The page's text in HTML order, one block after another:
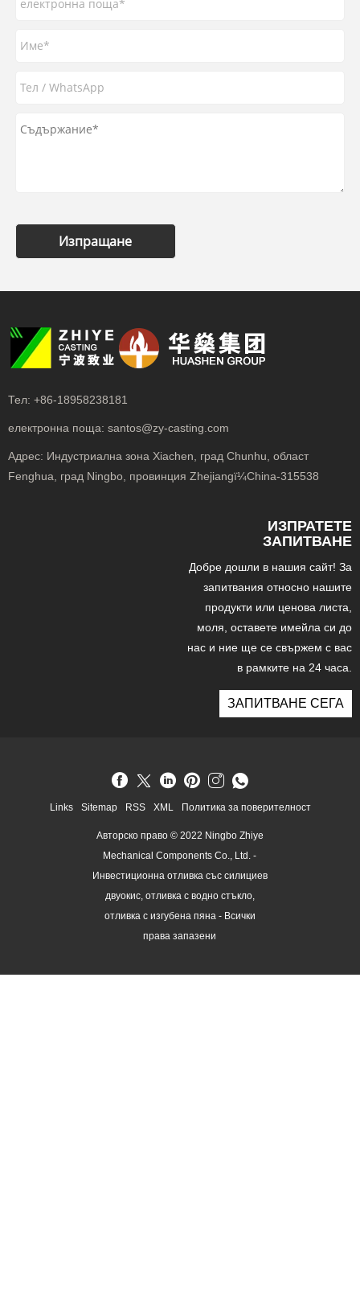
Изпращане
Тел: +86-18958238181
електронна поща: santos@zy-casting.com
Адрес: Индустриална зона Xiachen, град Chunhu, област
Fenghua, град Ningbo, провинция Zhejiangï¼China-315538
ИЗПРАТЕТЕ
ЗАПИТВАНЕ
Добре дошли в нашия сайт! За
запитвания относно нашите
продукти или ценова листа,
моля, оставете имейла си до
нас и ние ще се свържем с вас
в рамките на 24 часа.
ЗАПИТВАНЕ СЕГА
Links Sitemap RSS XML Политика за поверителност
Авторско право © 2022 Ningbo Zhiye
Mechanical Components Co., Ltd. -
Инвестиционна отливка със силициев
двуокис, отливка с водно стъкло,
отливка с изгубена пяна - Всички
права запазени